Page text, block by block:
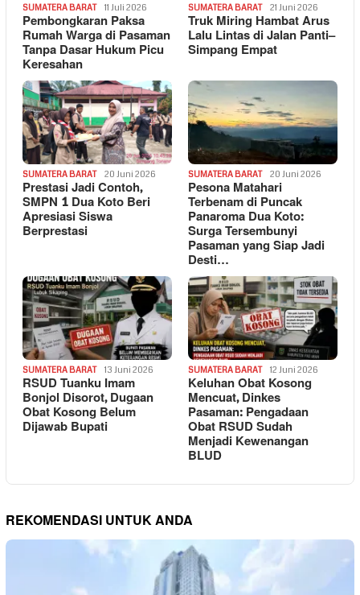
SUMATERA BARAT 11 Juli 2026
Pembongkaran Paksa
Rumah Warga di Pasaman
Tanpa Dasar Hukum Picu
Keresahan
SUMATERA BARAT 21 Juni 2026
Truk Miring Hambat Arus
Lalu Lintas di Jalan Panti–
Simpang Empat
SUMATERA BARAT 20 Juni 2026
Prestasi Jadi Contoh,
SMPN 1 Dua Koto Beri
Apresiasi Siswa
Berprestasi
SUMATERA BARAT 20 Juni 2026
Pesona Matahari
Terbenam di Puncak
Panaroma Dua Koto:
Surga Tersembunyi
Pasaman yang Siap Jadi
Desti…
SUMATERA BARAT 13 Juni 2026
RSUD Tuanku Imam
Bonjol Disorot, Dugaan
Obat Kosong Belum
Dijawab Bupati
SUMATERA BARAT 12 Juni 2026
Keluhan Obat Kosong
Mencuat, Dinkes
Pasaman: Pengadaan
Obat RSUD Sudah
Menjadi Kewenangan
BLUD
REKOMENDASI UNTUK ANDA